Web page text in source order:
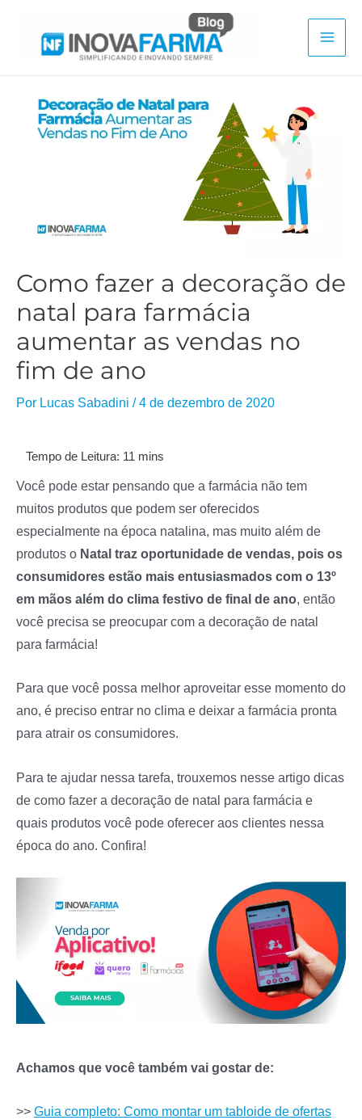
Main
Como fazer a decoração de
natal para farmácia
aumentar as vendas no
fim de ano
Por Lucas Sabadini /4 de dezembro de 2020
Você pode estar pensando que a farmácia não tem
muitos produtos que podem ser oferecidos
especialmente na época natalina, mas muito além de
produtos o Natal traz oportunidade de vendas, pois os
consumidores estão mais entusiasmados com o 13º
em mãos além do clima festivo de final de ano, então
você precisa se preocupar com a decoração de natal
para farmácia!
Para que você possa melhor aproveitar esse momento do
ano, é preciso entrar no clima e deixar a farmácia pronta
para atrair os consumidores.
Para te ajudar nessa tarefa, trouxemos nesse artigo dicas
de como fazer a decoração de natal para farmácia e
quais produtos você pode oferecer aos clientes nessa
época do ano. Confira!
Achamos que você também vai gostar de:
>> Guia completo: Como montar um tabloide de ofertas